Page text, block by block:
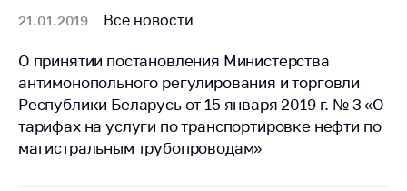
данных
Новости
Обратиться в МАРТ
21.01.2019 Все новости
О принятии постановления Министерства
антимонопольного регулирования и торговли
Республики Беларусь от 15 января 2019 г. № 3 «О
тарифах на услуги по транспортировке нефти по
магистральным трубопроводам»